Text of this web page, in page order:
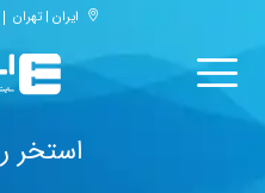
ایران | تهران
استخر